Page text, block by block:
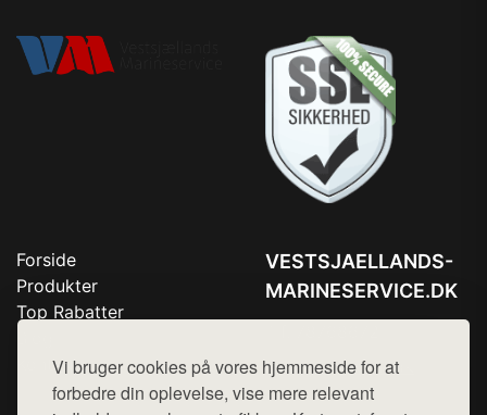
Vi bruger cookies på vores hjemmeside for at
forbedre din oplevelse, vise mere relevant
Forside
Produkter
Top Rabatter
Kontakt
VESTSJAELLANDS-
MARINESERVICE.DK
Mail:hej@want.dk
Cookie- og privatlivspolitik